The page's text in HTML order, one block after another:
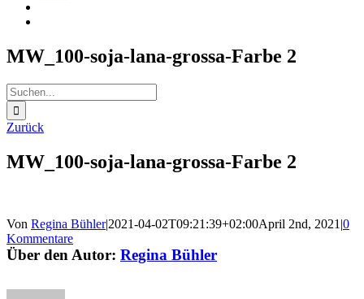
MW_100-soja-lana-grossa-Farbe 2
Suche
nach:
Zurück
MW_100-soja-lana-grossa-Farbe 2
Von Regina Bühler|2021-04-02T09:21:39+02:00April 2nd, 2021 |0
Kommentare
Über den Autor: Regina Bühler